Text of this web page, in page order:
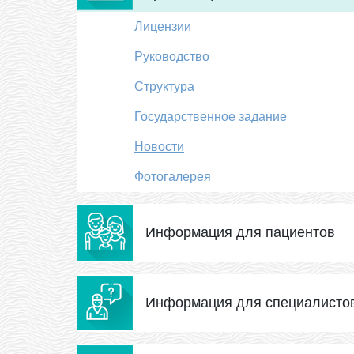
Лицензии
Руководство
Структура
Государственное задание
Новости
Фотогалерея
Информация для пациентов
Информация для